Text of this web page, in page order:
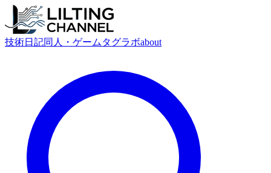
技術日記同人・ゲーム タグラボabout